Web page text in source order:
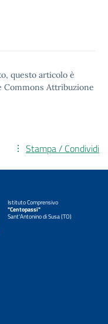
questo articolo è
Commons Attribuzione
Stampa / Condividi
Istituto Comprensivo
"Centopassi"
Sant'Antonino di Susa (TO)